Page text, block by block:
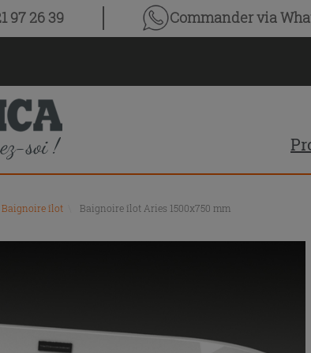
97 26 39 Commander via
Baignoire îlot Baignoire îlot Aries 1500x750 mm